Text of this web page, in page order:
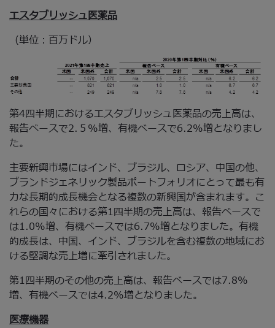
エスタブリッシュ医薬品
（単位：百万ドル）
第4四半期におけるエスタブリッシュ医薬品の売上高は、
報告ベースで2.５%増、有機ベースで6.2%増となりまし
た。
主要新興市場にはインド、ブラジル、ロシア、中国の他、
ブランドジェネリック製品ポートフォリオにとって最も有
力な長期的成長機会となる複数の新興国が含まれます。こ
れらの国々における第1四半期の売上高は、報告ベースで
は1.0%増、有機ベースでは6.7%増となりました。有機
的成長は、中国、インド、ブラジルを含む複数の地域にお
ける堅調な売上増に牽引されました。
第1四半期のその他の売上高は、報告ベースでは7.8%
増、有機ベースでは4.2%増となりました。
医療機器